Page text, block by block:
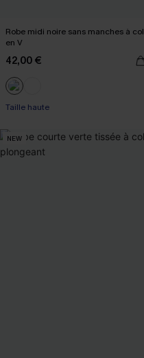
Robe midi noire sans manches à col
en V
42,00 €
Taille haute
NEW